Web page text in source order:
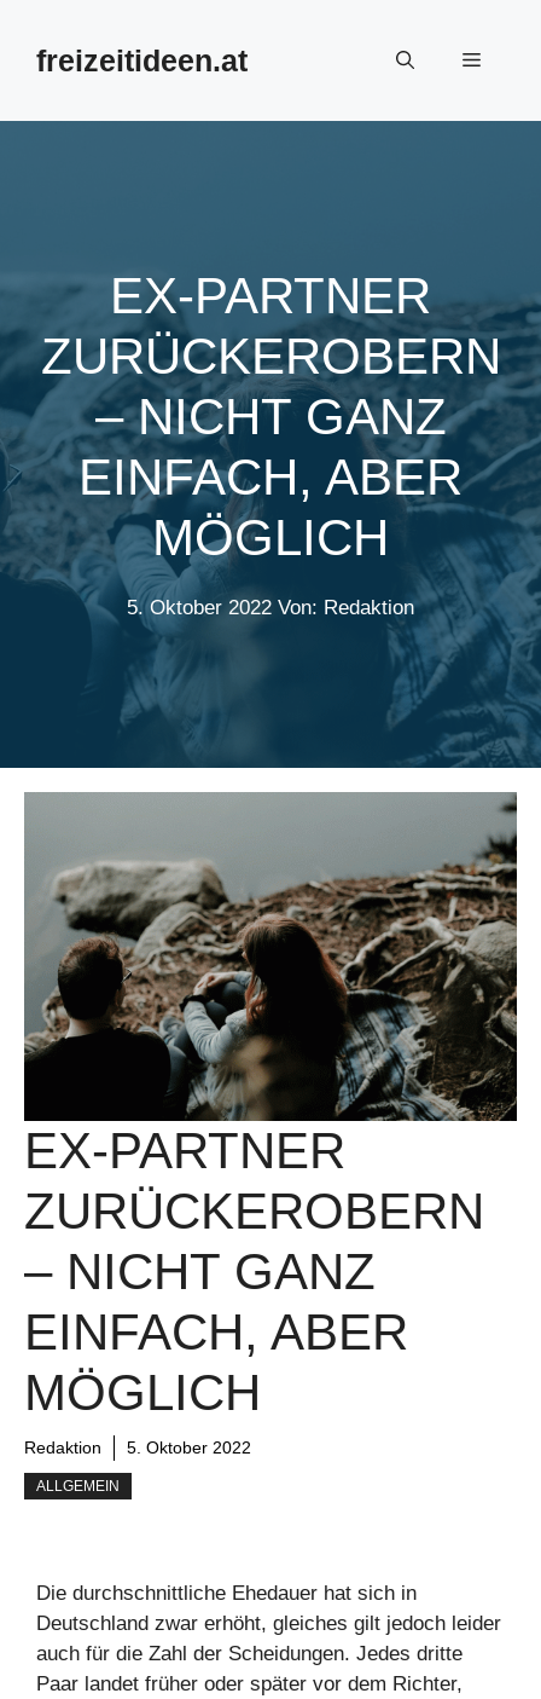
Inhalt
springenfreizeitideen.at Menü
EX-PARTNER
ZURÜCKEROBERN
– NICHT GANZ
EINFACH, ABER
MÖGLICH
5. Oktober 2022 Von: Redaktion
EX-PARTNER
ZURÜCKEROBERN
– NICHT GANZ
EINFACH, ABER
MÖGLICH
Redaktion 5. Oktober 2022
ALLGEMEIN
Die durchschnittliche Ehedauer hat sich in
Deutschland zwar erhöht, gleiches gilt jedoch leider
auch für die Zahl der Scheidungen. Jedes dritte
Paar landet früher oder später vor dem Richter,